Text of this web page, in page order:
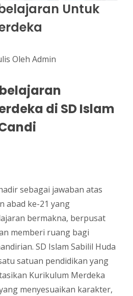
Untuk
Oleh Admin
di SD Islam
sebagai jawaban atas
abad ke-21 yang
bermakna, berpusat
memberi ruang bagi
SD Islam Sabilil Huda
satuan pendidikan yang
Kurikulum Merdeka
menyesuaikan karakter,